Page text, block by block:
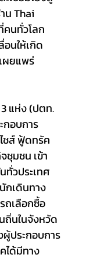
น Thai
คนทั่วโลก
นให้เกิด
ผยแพร่
กอบการ
ชส์ ฟู้ดทรัค
ชุมชน เข้า
ทั่วประเทศ
กเดินทาง
ถเลือกซื้อ
นในจังหวัด
ผู้ประกอบการ
ได้มีทาง